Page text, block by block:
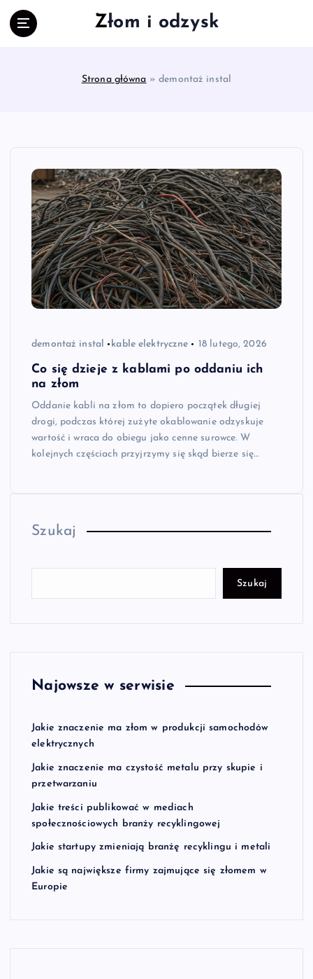
Złom i odzysk
Strona główna »demontaż instal
demontaż instal kable elektryczne 18 lutego, 2026
Co się dzieje z kablami po oddaniu ich
na złom
Oddanie kabli na złom to dopiero początek długiej
drogi, podczas której zużyte okablowanie odzyskuje
wartość i wraca do obiegu jako cenne surowce. W
kolejnych częściach przyjrzymy się skąd bierze się…
Szukaj
Szukaj
Najowsze w serwisie
Jakie znaczenie ma złom w produkcji samochodów
elektrycznych
Jakie znaczenie ma czystość metalu przy skupie i
przetwarzaniu
Jakie treści publikować w mediach
społecznościowych branży recyklingowej
Jakie startupy zmieniają branżę recyklingu i metali
Jakie są największe firmy zajmujące się złomem w
Europie